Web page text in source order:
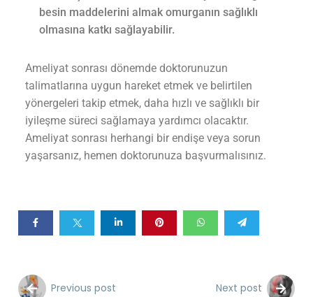
besin maddelerini almak omurganın sağlıklı
olmasına katkı sağlayabilir.
Ameliyat sonrası dönemde doktorunuzun
talimatlarına uygun hareket etmek ve belirtilen
yönergeleri takip etmek, daha hızlı ve sağlıklı bir
iyileşme süreci sağlamaya yardımcı olacaktır.
Ameliyat sonrası herhangi bir endişe veya sorun
yaşarsanız, hemen doktorunuza başvurmalısınız.
Previous post Next post